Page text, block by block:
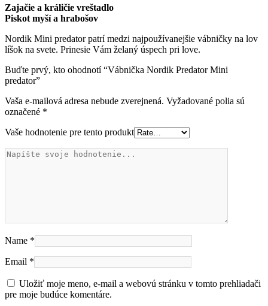
Zajačie a králičie vreštadlo
Piskot myší a hrabošov
Nordik Mini predator patrí medzi najpoužívanejšie vábničky na lov
líšok na svete. Prinesie Vám želaný úspech pri love.
Buďte prvý, kto ohodnotí “Vábnička Nordik Predator Mini
predator”
Vaša e-mailová adresa nebude zverejnená. Vyžadované polia sú
označené *
Vaše hodnotenie pre tento produkt
Name *
Email *
Uložiť moje meno, e-mail a webovú stránku v tomto prehliadači
pre moje budúce komentáre.